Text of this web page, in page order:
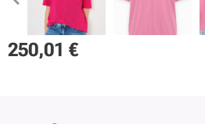
250,01 €